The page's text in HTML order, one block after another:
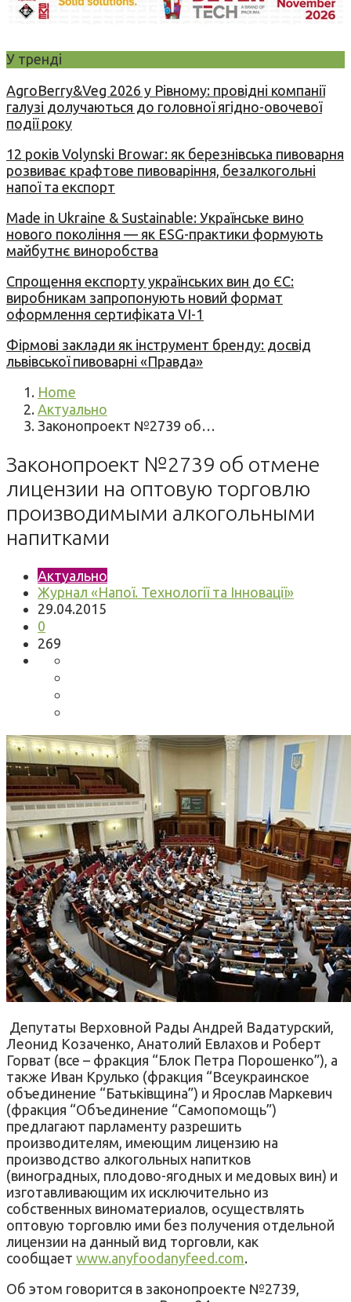
У тренді
AgroBerry&Veg 2026 у Рівному: провідні компанії
галузі долучаються до головної ягідно-овочевої
події року
12 років Volynski Browar: як березнівська пивоварня
розвиває крафтове пивоваріння, безалкогольні
напої та експорт
Made in Ukraine & Sustainable: Українське вино
нового покоління — як ESG-практики формують
майбутнє виноробства
Спрощення експорту українських вин до ЄС:
виробникам запропонують новий формат
оформлення сертифіката VI-1
Фірмові заклади як інструмент бренду: досвід
львівської пивоварні «Правда»
Home
Актуально
Законопроект №2739 об…
Законопроект №2739 об отмене
лицензии на оптовую торговлю
производимыми алкогольными
напитками
Актуально
Журнал «Напої. Технології та Інновації»
29.04.2015
0
269
Депутаты Верховной Рады Андрей Вадатурский,
Леонид Козаченко, Анатолий Евлахов и Роберт
Горват (все – фракция “Блок Петра Порошенко”), а
также Иван Крулько (фракция “Всеукраинское
объединение “Батьківщина”) и Ярослав Маркевич
(фракция “Объединение “Самопомощь”)
предлагают парламенту разрешить
производителям, имеющим лицензию на
производство алкогольных напитков
(виноградных, плодово-ягодных и медовых вин) и
изготавливающим их исключительно из
собственных виноматериалов, осуществлять
оптовую торговлю ими без получения отдельной
лицензии на данный вид торговли, как
сообщает www.anyfoodanyfeed.com.
Об этом говорится в законопроекте №2739,